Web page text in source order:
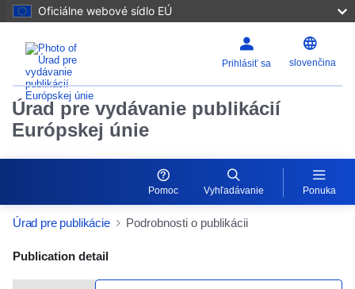
Oficiálne webové sídlo EÚ
Prihlásiť sa slovenčina
Úrad pre vydávanie publikácií
Európskej únie
Pomoc Vyhľadávanie Ponuka
Úrad pre publikácie Podrobnosti o publikácii
Publication Detail Actions Portlet
Publication detail